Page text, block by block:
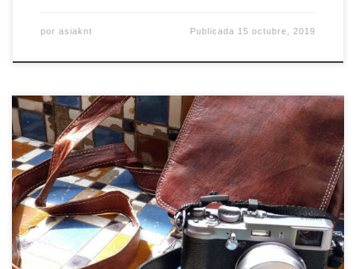
por asiaknt Publicada 15 octubre, 2019
El ganador del reto PHWK de septiembre de
2019, del primer reto, ha sido uno de los
veteranos del grupo, Miguel Ángel López
Torralba con una interpretación del frío que nos
dejó helados (si, es un chiste muy malo).
¡Felicidades Miguel! Podéis ver todas las fotos
presentadas en el hashtag […]